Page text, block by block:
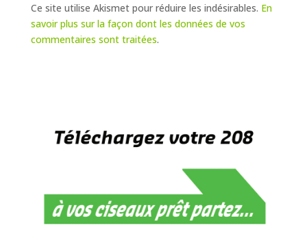
Ce site utilise Akismet pour réduire les indésirables. En
savoir plus sur la façon dont les données de vos
commentaires sont traitées.